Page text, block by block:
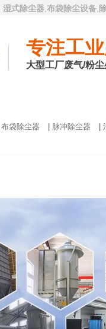
湿式除尘器 布袋除尘设备
专注工
大型工厂废气/粉
布袋除尘器 脉冲除尘器